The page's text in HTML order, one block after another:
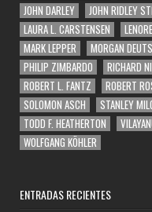
JOHN DARLEY
JOHN RIDLEY
LAURA L. CARSTENSEN
MARK LEPPER
MORGAN
PHILIP ZIMBARDO
RICHARD
ROBERT L. FANTZ
ROBERT
SOLOMON ASCH
STANLEY
TODD F. HEATHERTON
WOLFGANG KÖHLER
ENTRADAS RECIENTES